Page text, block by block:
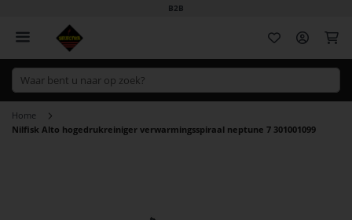
B2B
Home
Nilfisk Alto hogedrukreiniger verwarmingsspiraal neptune 7 301001099